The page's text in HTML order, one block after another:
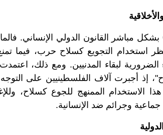
الضرورية لبقاء المدنيين. ومع ذلك،
إذ أجبرت آلاف الفلسطينيين على
الاستخدام الممنهج للجوع كسلاح،
وجرائم ضد الإنسانية.